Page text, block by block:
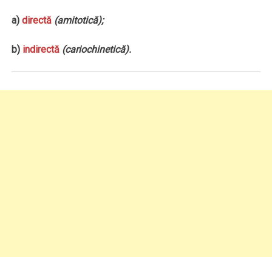
a)directă (amitotică);
b) indirectă (cariochinetică).